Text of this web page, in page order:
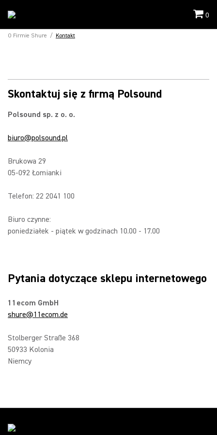
0
O Firmie Shure / Kontakt
Skontaktuj się z firmą Polsound
Polsound sp. z o. o.
biuro@polsound.pl
Brukowa 29
05-092 Łomianki
Telefon: 22 2041 100
Biuro czynne:
poniedziałek - piątek w godzinach 10.00 - 17.00
Pytania dotyczące sklepu internetowego
11ecom GmbH
shure@11ecom.de
Stolberger Straße 368
50933 Kolonia
Niemcy